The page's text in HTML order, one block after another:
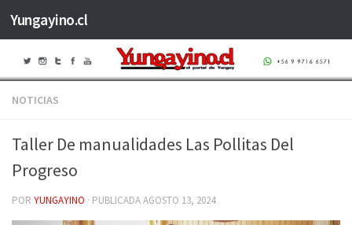
Saltar al contenido
Yungayino.cl
NOTICIAS
Taller De manualidades Las Pollitas Del
Progreso
POR YUNGAYINO · PUBLICADAAGOSTO 13, 2024